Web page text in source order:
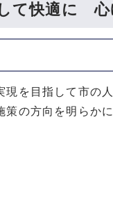
快適に 心
を目指して市の
の方向を明らか